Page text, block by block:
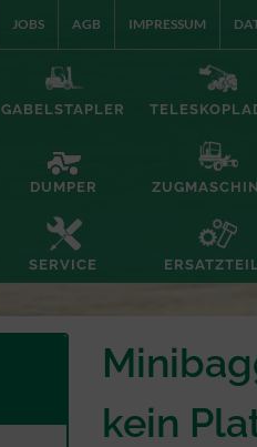
JOBS AGB IMPRESSUM
GABELSTAPLER
DUMPER
SERVICE
kein